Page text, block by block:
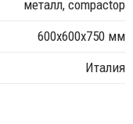
металл, compactop
600х600х750 мм
Италия